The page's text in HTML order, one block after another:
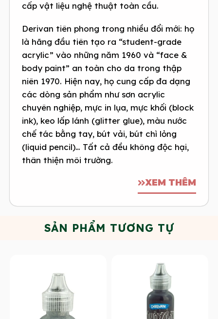
cấp vật liệu nghệ thuật toàn cầu.
Derivan tiên phong trong nhiều đổi mới: họ
là hãng đầu tiên tạo ra “student-grade
acrylic” vào những năm 1960 và “face &
body paint” an toàn cho da trong thập
niên 1970. Hiện nay, họ cung cấp đa dạng
các dòng sản phẩm như sơn acrylic
chuyên nghiệp, mực in lụa, mực khối (block
ink), keo lấp lánh (glitter glue), màu nước
chế tác bằng tay, bút vải, bút chì lỏng
(liquid pencil)… Tất cả đều không độc hại,
thân thiện môi trường.
XEM THÊM
SẢN PHẨM TƯƠNG TỰ